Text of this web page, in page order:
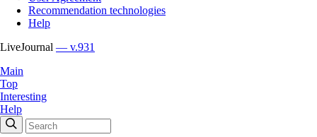
Recommendation technologies
Help
LiveJournal — v.931
Main
Top
Interesting
Help